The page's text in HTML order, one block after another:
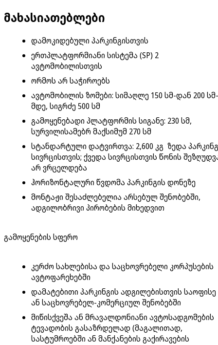
მახასიათებლები
დამოკიდებული პარკინგისთვის
ერთპლატფორმიანი სისტემა (SP) 2
ავტომობილისთვის
ორმოს არ საჭიროებს
ავტომობილის ზომები: სიმაღლე 150 სმ-დან 200 სმ-
მდე, სიგრძე 500 სმ
გამოყენებადი პლატფორმის სიგანე: 230 სმ,
სურვილისამებრ მაქსიმუმ 270 სმ
სტანდარტული დატვირთვა: 2,600 კგ ზედა პარკინგ
სივრცისთვის; ქვედა სივრცისთვის წონის
არ ვრცელდება
ჰორიზონტალური წვდომა პარკინგის დონეზე
მონტაჟი შესაძლებელია არსებულ შენობებში,
ადგილობრივი პირობების მიხედვით
გამოყენების სფერო
კერძო სახლებისა და საცხოვრებელი კორპუსების
ავტოფარეხებში
დამატებითი პარკინგის ადგილებისთვის საოფისე
ან საცხოვრებელ-კომერციულ შენობებში
მიწისქვეშა ან მრავალდონიანი ავტოსადგომების
ტევადობის გასაზრდელად (მაგალითად,
სასტუმროებში ან მანქანების გაქირავების